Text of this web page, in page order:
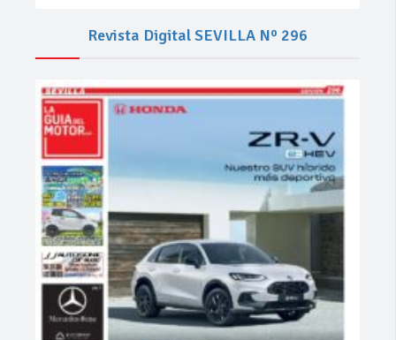
Revista Digital SEVILLA Nº 296